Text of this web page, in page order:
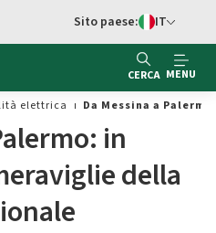
Switch di
Sito paese: IT
CERCA MENU
elettrica Da Messina a
in
della